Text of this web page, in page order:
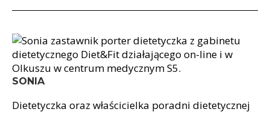
SONIA
Dietetyczka oraz właścicielka poradni dietetycznej